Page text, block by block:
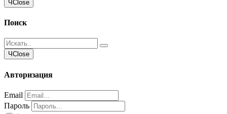
ЧClose
Поиск
ЧClose
Авторизация
Email
Пароль